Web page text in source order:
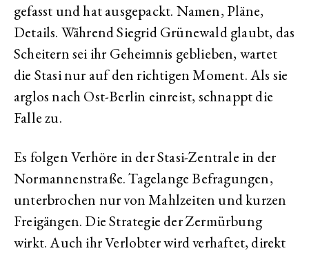
gefasst und hat ausgepackt. Namen, Pläne,
Details. Während Siegrid Grünewald glaubt, das
Scheitern sei ihr Geheimnis geblieben, wartet
die Stasi nur auf den richtigen Moment. Als sie
arglos nach Ost-Berlin einreist, schnappt die
Falle zu.
Es folgen Verhöre in der Stasi-Zentrale in der
Normannenstraße. Tagelange Befragungen,
unterbrochen nur von Mahlzeiten und kurzen
Freigängen. Die Strategie der Zermürbung
wirkt. Auch ihr Verlobter wird verhaftet, direkt